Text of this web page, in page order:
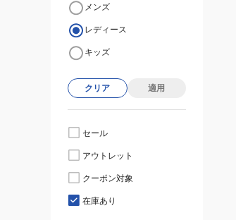
メンズ
レディース
キッズ
クリア 適用
セール
アウトレット
クーポン対象
在庫あり